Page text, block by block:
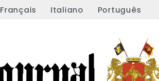
Français Italiano Português